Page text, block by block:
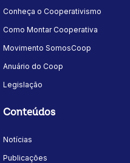
Conheça o Cooperativismo
Como Montar Cooperativa
Movimento SomosCoop
Anuário do Coop
Legislação
Conteúdos
Notícias
Publicações